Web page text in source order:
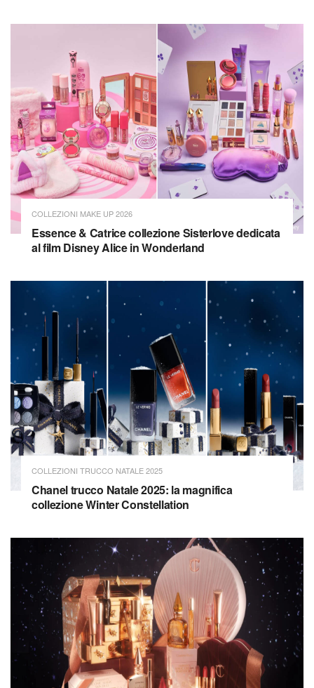
COLLEZIONI MAKE UP 2026
Essence & Catrice collezione Sisterlove dedicata
al film Disney Alice in Wonderland
COLLEZIONI TRUCCO NATALE 2025
Chanel trucco Natale 2025: la magnifica
collezione Winter Constellation